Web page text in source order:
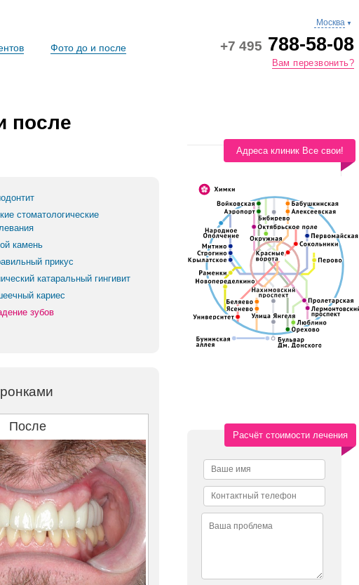
▼
Москва
+7 495 788-58-08
Вам перезвонить?
Фото до и после
Адреса клиник Все свои!
Расчёт стоимости лечения
после
стоматологические
камень
прикус
катаральный гингивит
кариес
зубов
После